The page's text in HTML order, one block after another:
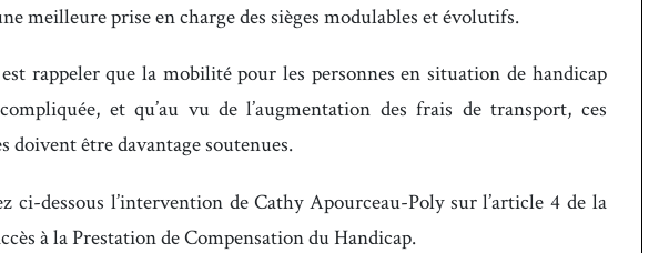
meilleure prise en charge des sièges modulables et évolutifs.
rappeler que la mobilité pour les personnes en situation de handicap
et qu’au vu de l’augmentation des frais de transport, ces
doivent être davantage soutenues.
ci-dessous l’intervention de Cathy Apourceau-Poly sur l’article 4 de la
à la Prestation de Compensation du Handicap.